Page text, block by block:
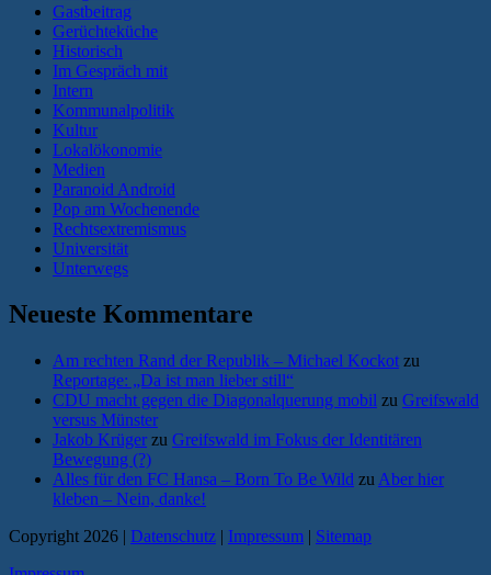
Gastbeitrag
Gerüchteküche
Historisch
Im Gespräch mit
Intern
Kommunalpolitik
Kultur
Lokalökonomie
Medien
Paranoid Android
Pop am Wochenende
Rechtsextremismus
Universität
Unterwegs
Neueste Kommentare
Am rechten Rand der Republik – Michael Kockot zu
Reportage: „Da ist man lieber still“
CDU macht gegen die Diagonalquerung mobil zu Greifswald
versus Münster
Jakob Krüger zu Greifswald im Fokus der Identitären
Bewegung (?)
Alles für den FC Hansa – Born To Be Wild zu Aber hier
kleben – Nein, danke!
Copyright 2026 | Datenschutz | Impressum | Sitemap